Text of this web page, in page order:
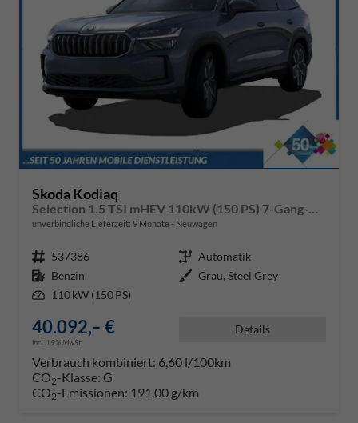
Skoda Kodiaq
unverbindliche Lieferzeit: 9 Monate Neuwagen
Fahrzeugnr. 537386 Getriebe Automatik
Kraftstoff Benzin Außenfarbe Grau, Steel Grey
Leistung 110 kW (150 PS)
40.092,– €
incl. 19% MwSt.
Details
Verbrauch kombiniert: 6,60 l/100km
CO2-Klasse: G
CO2-Emissionen: 191,00 g/km